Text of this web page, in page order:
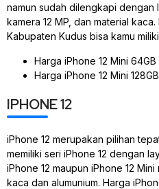
namun sudah dilengkapi dengan
kamera 12 MP, dan material
Kabupaten Kudus bisa kamu
Harga iPhone 12 Mini
Harga iPhone 12 Mini
IPHONE 12
iPhone 12 merupakan pilihan
memiliki seri iPhone 12 dengan
iPhone 12 maupun iPhone 12
kaca dan alumunium. Harga